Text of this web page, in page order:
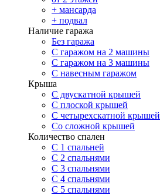
+ мансарда
+ подвал
Наличие гаража
Без гаража
С гаражом на 2 машины
С гаражом на 3 машины
С навесным гаражом
Крыша
С двускатной крышей
С плоской крышей
С четырехскатной крышей
Со сложной крышей
Количество спален
С 1 спальней
С 2 спальнями
С 3 спальнями
С 4 спальнями
С 5 спальнями